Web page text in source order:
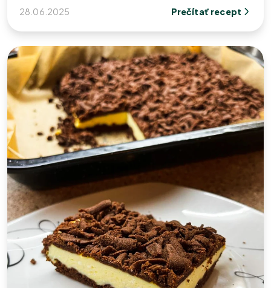
28.06.2025 Prečítať recept